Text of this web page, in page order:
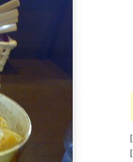
[
[